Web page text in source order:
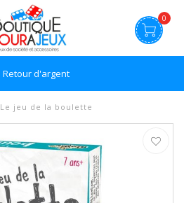
0
Retour d'argent
Le jeu de la boulette